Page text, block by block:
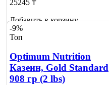
25245 ₸
Добавить в корзину
4
-9%
Топ
Optimum Nutrition
Казеин, Gold Standard
908 гр (2 lbs)